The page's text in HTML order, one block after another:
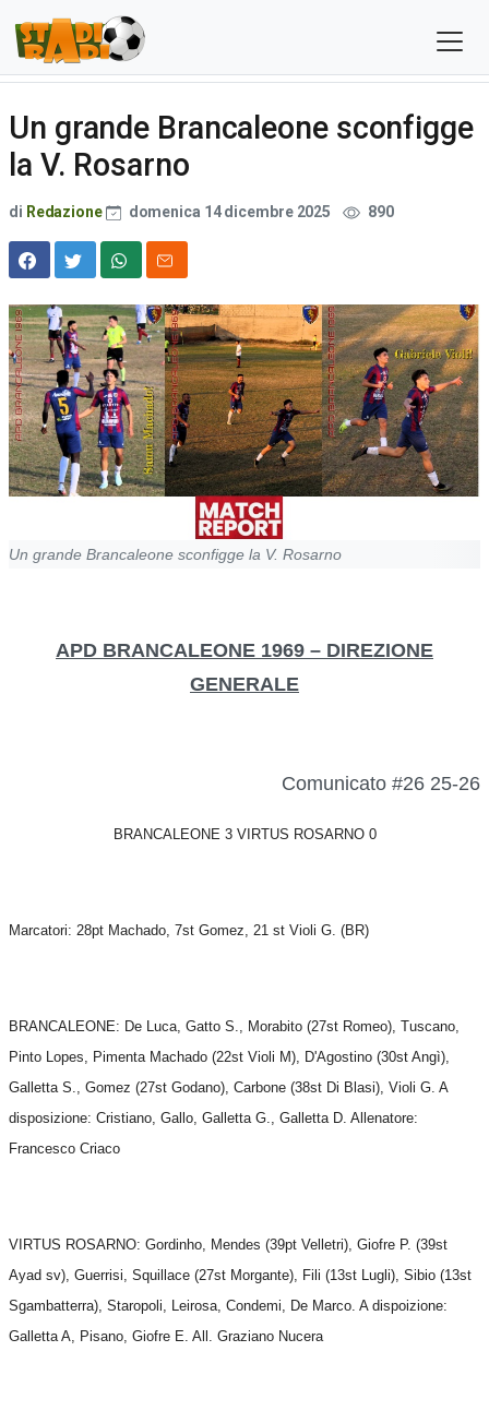
Un grande Brancaleone sconfigge
la V. Rosarno
di Redazione domenica 14 dicembre 2025 890
Un grande Brancaleone sconfigge la V. Rosarno
APD BRANCALEONE 1969 – DIREZIONE
GENERALE
Comunicato #26 25-26
BRANCALEONE 3 VIRTUS ROSARNO 0
Marcatori: 28pt Machado, 7st Gomez, 21 st Violi G. (BR)
BRANCALEONE: De Luca, Gatto S., Morabito (27st Romeo), Tuscano,
Pinto Lopes, Pimenta Machado (22st Violi M), D'Agostino (30st Angì),
Galletta S., Gomez (27st Godano), Carbone (38st Di Blasi), Violi G. A
disposizione: Cristiano, Gallo, Galletta G., Galletta D. Allenatore:
Francesco Criaco
VIRTUS ROSARNO: Gordinho, Mendes (39pt Velletri), Giofre P. (39st
Ayad sv), Guerrisi, Squillace (27st Morgante), Fili (13st Lugli), Sibio (13st
Sgambatterra), Staropoli, Leirosa, Condemi, De Marco. A dispoizione:
Galletta A, Pisano, Giofre E. All. Graziano Nucera